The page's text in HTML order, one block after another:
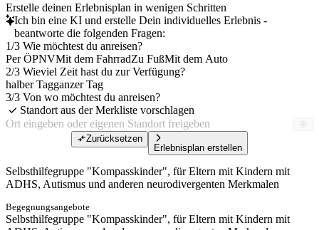
Erstelle deinen Erlebnisplan in wenigen Schritten
Ich bin eine KI und erstelle Dein individuelles Erlebnis -
beantworte die folgenden Fragen:
1/3 Wie möchtest du anreisen?
Per ÖPNVMit dem FahrradZu FußMit dem Auto
2/3 Wieviel Zeit hast du zur Verfügung?
halber Tagganzer Tag
3/3 Von wo möchtest du anreisen?
Standort aus der Merkliste vorschlagen
Zurücksetzen
Erlebnisplan erstellen
Selbsthilfegruppe "Kompasskinder", für Eltern mit Kindern mit
ADHS, Autismus und anderen neurodivergenten Merkmalen
Begegnungsangebote
Selbsthilfegruppe "Kompasskinder", für Eltern mit Kindern mit